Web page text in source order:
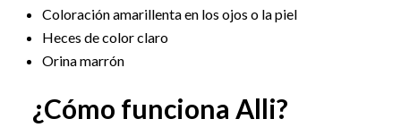
Coloración amarillenta en los ojos o la piel
Heces de color claro
Orina marrón
¿Cómo funciona Alli?